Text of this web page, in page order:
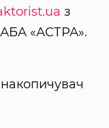
з
«АСТРА».